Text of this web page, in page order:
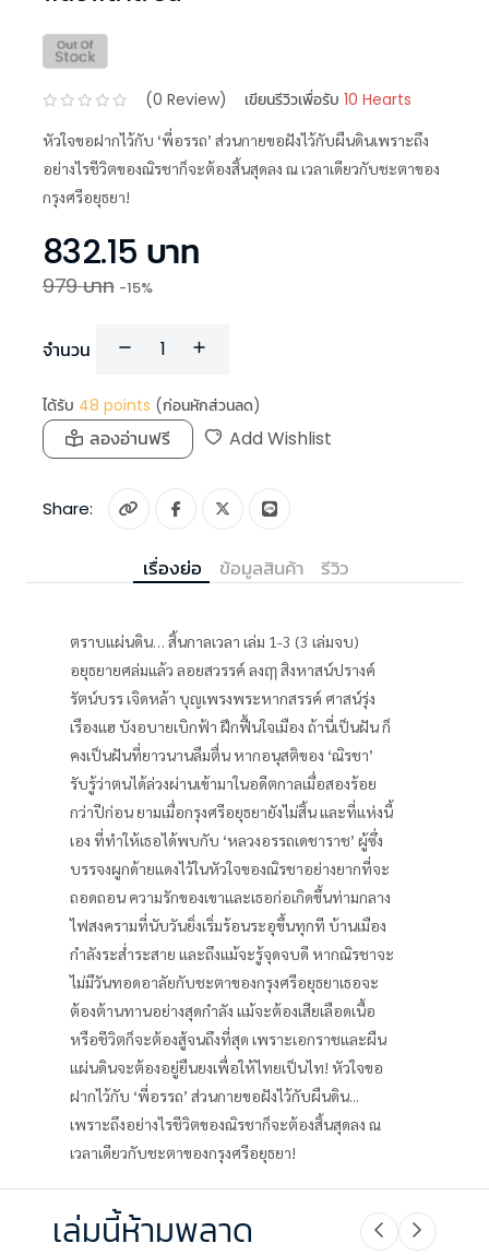
(0 Review) เขียนรีวิวเพื่อรับ 10 Hearts
หัวใจขอฝากไว้กับ ‘พี่อรรถ’ ส่วนกายขอฝังไว้กับผืนดินเพราะถึง
อย่างไรชีวิตของณิรชาก็จะต้องสิ้นสุดลง ณ เวลาเดียวกับชะตาของ
กรุงศรีอยุธยา!
832.15 บาท
979บาท -15%
จำนวน
ได้รับ 48 points (ก่อนหักส่วนลด)
ลองอ่านฟรี Add Wishlist
Share:
เรื่องย่อ ข้อมูลสินค้า รีวิว
ตราบแผ่นดิน… สิ้นกาลเวลา เล่ม 1-3 (3 เล่มจบ)
อยุธยายศล่มแล้ว ลอยสวรรค์ ลงฤๅ สิงหาสน์ปรางค์
รัตน์บรร เจิดหล้า บุญเพรงพระหากสรรค์ ศาสน์รุ่ง
เรืองแฮ บังอบายเบิกฟ้า ฝึกฟื้นใจเมือง ถ้านี่เป็นฝัน ก็
คงเป็นฝันที่ยาวนานลืมตื่น หากอนุสติของ ‘ณิรชา’
รับรู้ว่าตนได้ล่วงผ่านเข้ามาในอดีตกาลเมื่อสองร้อย
กว่าปีก่อน ยามเมื่อกรุงศรีอยุธยายังไม่สิ้น และที่แห่งนี้
เอง ที่ทำให้เธอได้พบกับ ‘หลวงอรรถเดชาราช’ ผู้ซึ่ง
บรรจงผูกด้ายแดงไว้ในหัวใจของณิรชาอย่างยากที่จะ
ถอดถอน ความรักของเขาและเธอก่อเกิดขึ้นท่ามกลาง
ไฟสงครามที่นับวันยิ่งเริ่มร้อนระอุขึ้นทุกที บ้านเมือง
กำลังระส่ำระสาย และถึงแม้จะรู้จุดจบดี หากณิรชาจะ
ไม่มีวันทอดอาลัยกับชะตาของกรุงศรีอยุธยาเธอจะ
ต้องต้านทานอย่างสุดกำลัง แม้จะต้องเสียเลือดเนื้อ
หรือชีวิตก็จะต้องสู้จนถึงที่สุด เพราะเอกราชและผืน
แผ่นดินจะต้องอยู่ยืนยงเพื่อให้ไทยเป็นไท! หัวใจขอ
ฝากไว้กับ ‘พี่อรรถ’ ส่วนกายขอฝังไว้กับผืนดิน...
เพราะถึงอย่างไรชีวิตของณิรชาก็จะต้องสิ้นสุดลง ณ
เวลาเดียวกับชะตาของกรุงศรีอยุธยา!
เล่มนี้ห้ามพลาด